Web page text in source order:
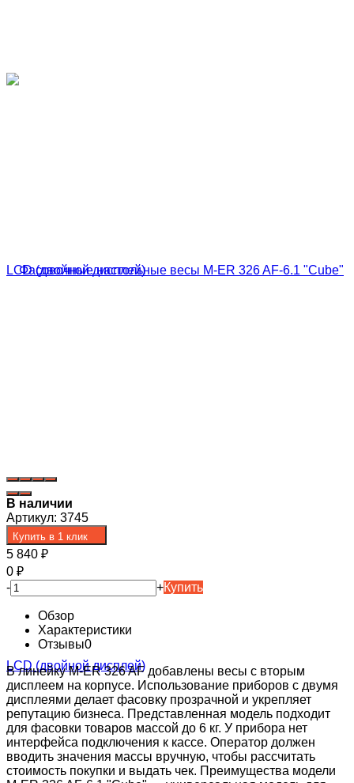
В наличии
Артикул: 3745
Купить в 1 клик
5 840 ₽
0 ₽
-
+Купить
Обзор
Характеристики
Отзывы0
В линейку M-ER 326 AF добавлены весы с вторым
дисплеем на корпусе. Использование приборов с двумя
дисплеями делает фасовку прозрачной и укрепляет
репутацию бизнеса. Представленная модель подходит
для фасовки товаров массой до 6 кг. У прибора нет
интерфейса подключения к кассе. Оператор должен
вводить значения массы вручную, чтобы рассчитать
стоимость покупки и выдать чек. Преимущества модели